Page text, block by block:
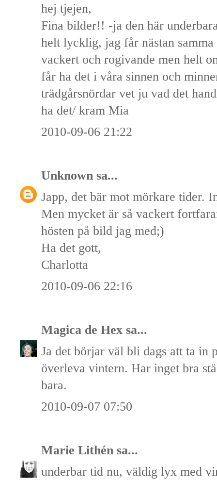
hej tjejen,
Fina bilder!! -ja den här
helt lycklig, jag får nästan samma
vackert och rogivande men helt
får ha det i våra sinnen och
trädgårsnördar vet ju vad det
ha det/ kram Mia
2010-09-06 21:22
Unknown sa...
Japp, det bär mot mörkare tider.
Men mycket är så vackert
hösten på bild jag med;)
Ha det gott,
Charlotta
2010-09-06 22:16
Magica de Hex sa...
Ja det börjar väl bli dags att ta in
överleva vintern. Har inget bra
bara.
2010-09-07 07:50
Marie Lithén sa...
underbar tid nu, väldig lyx med